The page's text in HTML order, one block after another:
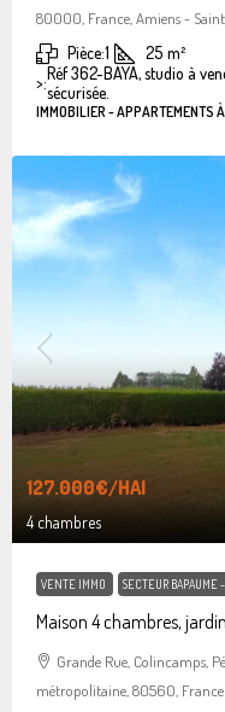
80000, France, Amiens -
Pièce:1 25 m²
>:Réf 362-BAYA, studio à
sécurisée.
IMMOBILIER - APPARTEMENTS
127.000€/HAI
4 chambres
VENTE IMMO SECTEUR BAPAUME
Maison 4 chambres,
Grande Rue, Colincamps,
métropolitaine, 80560, France